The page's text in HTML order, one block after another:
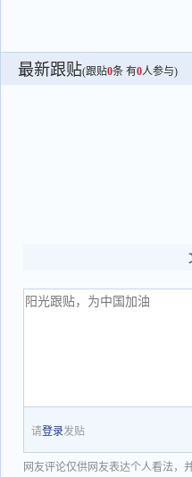
最新跟贴(跟贴0条 有0人参与)
请登录发贴
网友评论仅供网友表达个人看法，